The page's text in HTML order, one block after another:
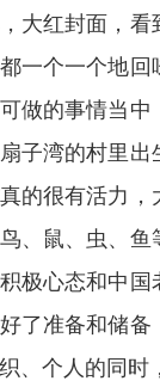
大红封面，
一个一个地
做的事情当
子湾的村里
的很有活力
、鼠、虫、
极心态和中
了准备和储
、个人的同